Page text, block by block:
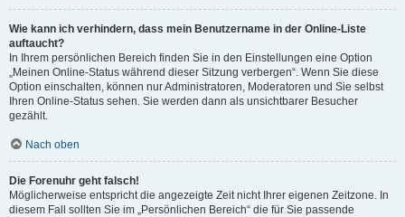
Wie kann ich verhindern, dass mein Benutzername in der Online-Liste
auftaucht?
In Ihrem persönlichen Bereich finden Sie in den Einstellungen eine Option
„Meinen Online-Status während dieser Sitzung verbergen“. Wenn Sie diese
Option einschalten, können nur Administratoren, Moderatoren und Sie selbst
Ihren Online-Status sehen. Sie werden dann als unsichtbarer Besucher
gezählt.
Nach oben
Die Forenuhr geht falsch!
Möglicherweise entspricht die angezeigte Zeit nicht Ihrer eigenen Zeitzone. In
diesem Fall sollten Sie im „Persönlichen Bereich“ die für Sie passende